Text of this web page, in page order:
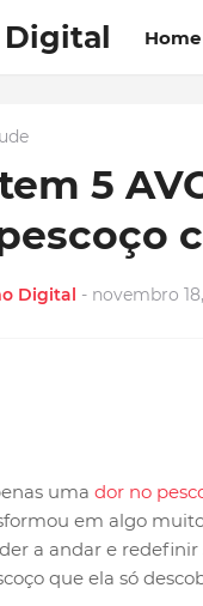
Digital Home
5
Digital - novembro
uma dor no
em algo
a andar e redefinir
que ela só